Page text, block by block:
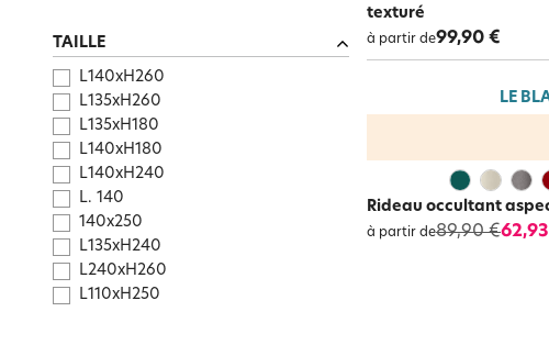
TAILLE
L140xH260
L135xH260
L135xH180
L140xH180
L140xH240
L. 140
140x250
L135xH240
L240xH260
L110xH250
texturé
à partir de99,90 €
LE
Rideau occultant
à partir de89,90 €